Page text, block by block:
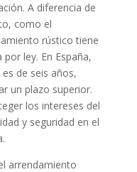
A diferencia de
como el
rústico tiene
ley. En España,
de seis años,
un plazo superior.
los intereses del
y seguridad en el
arrendamiento